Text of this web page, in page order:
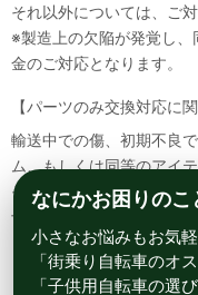
それ以外については、ご
※製造上の欠陥が発覚し、
金のご対応となります。
【パーツのみ交換対応に関
輸送中での傷、初期不良
ム、もしくは同等のアイ
その場合該当部品を着払
予めご了承ください。
なにかお困りのこ
小さなお悩みもお気
「街乗り自転車のオ
「子供用自転車の選